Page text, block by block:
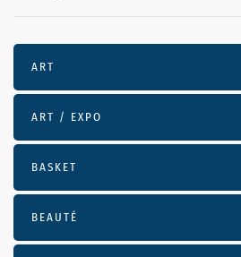
ART
ART / EXPO
BASKET
BEAUTÉ